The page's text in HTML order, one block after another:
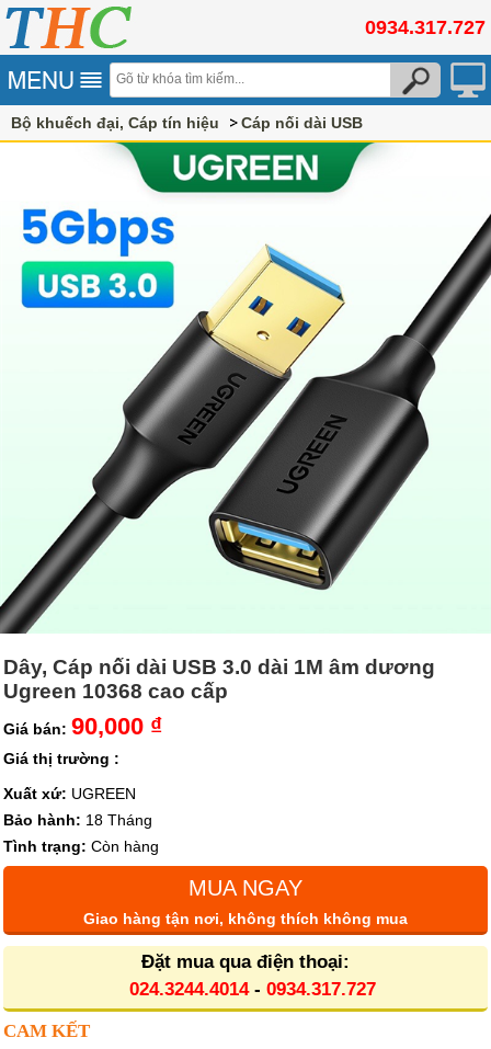
0934.317.727
Bộ khuếch đại, Cáp tín hiệu Cáp nối dài USB
Dây, Cáp nối dài USB 3.0 dài 1M âm dương
Ugreen 10368 cao cấp
Giá bán: 90,000 ₫
Giá thị trường :
Xuất xứ: UGREEN
Bảo hành: 18 Tháng
Tình trạng: Còn hàng
MUA NGAY
Giao hàng tận nơi, không thích không mua
Đặt mua qua điện thoại:
024.3244.4014- 0934.317.727
CAM KẾT